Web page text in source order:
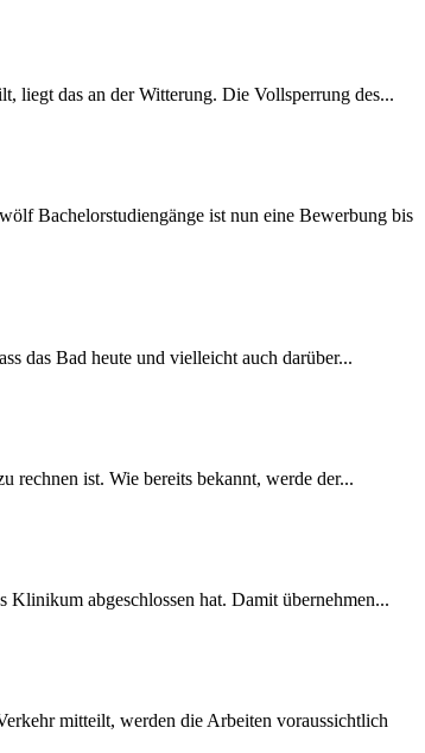
liegt das an der Witterung. Die Vollsperrung des...
Bachelorstudiengänge ist nun eine Bewerbung bis
das Bad heute und vielleicht auch darüber...
rechnen ist. Wie bereits bekannt, werde der...
abgeschlossen hat. Damit übernehmen...
mitteilt, werden die Arbeiten voraussichtlich